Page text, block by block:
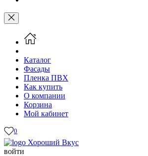
Каталог
Фасады
Пленка ПВХ
Как купить
О компании
Корзина
Мой кабинет
0
войти